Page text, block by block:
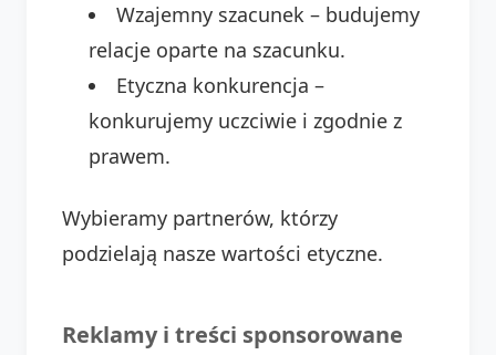
Wzajemny szacunek – budujemy
relacje oparte na szacunku.
Etyczna konkurencja –
konkurujemy uczciwie i zgodnie z
prawem.
Wybieramy partnerów, którzy
podzielają nasze wartości etyczne.
Reklamy i treści sponsorowane